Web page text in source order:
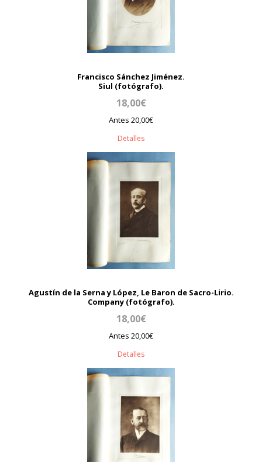
Francisco Sánchez Jiménez.
Siul (fotógrafo).
18,00€
Antes 20,00€
Detalles
Agustín de la Serna y López, Le Baron de Sacro-Lirio.
Company (fotógrafo).
18,00€
Antes 20,00€
Detalles